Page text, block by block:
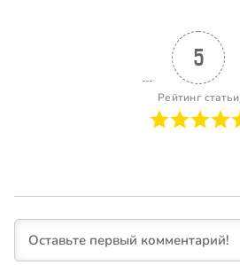
5
Рейтинг статьи